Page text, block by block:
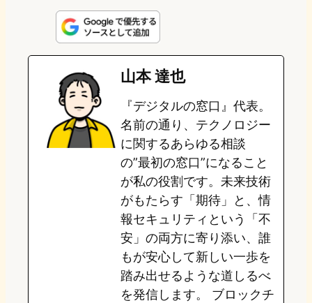
n
e
s
t
o
o
n
u
e
s
k
e
b
o
o
k
e
a
山本 達也
『デジタルの窓口』代表。
名前の通り、テクノロジー
に関するあらゆる相談
の”最初の窓口”になること
が私の役割です。未来技術
がもたらす「期待」と、情
報セキュリティという「不
安」の両方に寄り添い、誰
もが安心して新しい一歩を
踏み出せるような道しるべ
を発信します。 ブロックチ